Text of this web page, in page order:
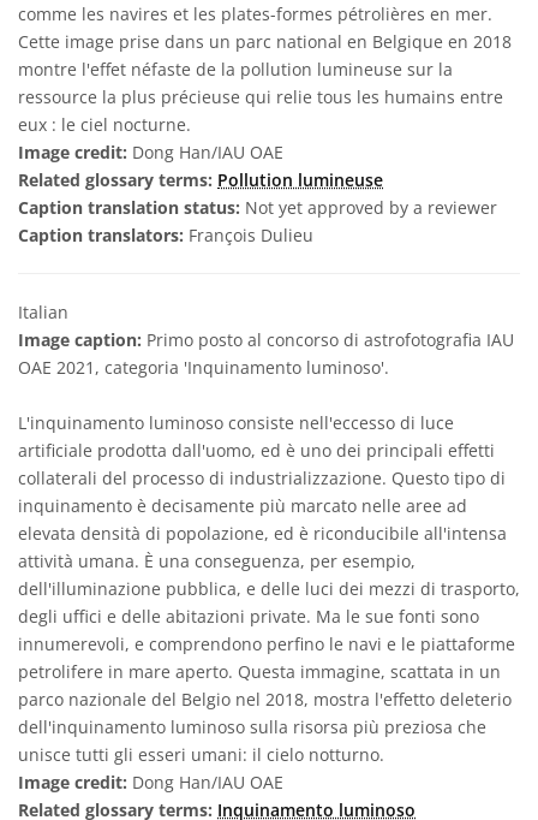
comme les navires et les plates-formes pétrolières en mer.
Cette image prise dans un parc national en Belgique en 2018
montre l'effet néfaste de la pollution lumineuse sur la
ressource la plus précieuse qui relie tous les humains entre
eux : le ciel nocturne.
Image credit: Dong Han/IAU OAE
Related glossary terms: Pollution lumineuse
Caption translation status: Not yet approved by a reviewer
Caption translators: François Dulieu
Italian
Image caption: Primo posto al concorso di astrofotografia IAU
OAE 2021, categoria 'Inquinamento luminoso'.
L'inquinamento luminoso consiste nell'eccesso di luce
artificiale prodotta dall'uomo, ed è uno dei principali effetti
collaterali del processo di industrializzazione. Questo tipo di
inquinamento è decisamente più marcato nelle aree ad
elevata densità di popolazione, ed è riconducibile all'intensa
attività umana. È una conseguenza, per esempio,
dell'illuminazione pubblica, e delle luci dei mezzi di trasporto,
degli uffici e delle abitazioni private. Ma le sue fonti sono
innumerevoli, e comprendono perfino le navi e le piattaforme
petrolifere in mare aperto. Questa immagine, scattata in un
parco nazionale del Belgio nel 2018, mostra l'effetto deleterio
dell'inquinamento luminoso sulla risorsa più preziosa che
unisce tutti gli esseri umani: il cielo notturno.
Image credit: Dong Han/IAU OAE
Related glossary terms: Inquinamento luminoso